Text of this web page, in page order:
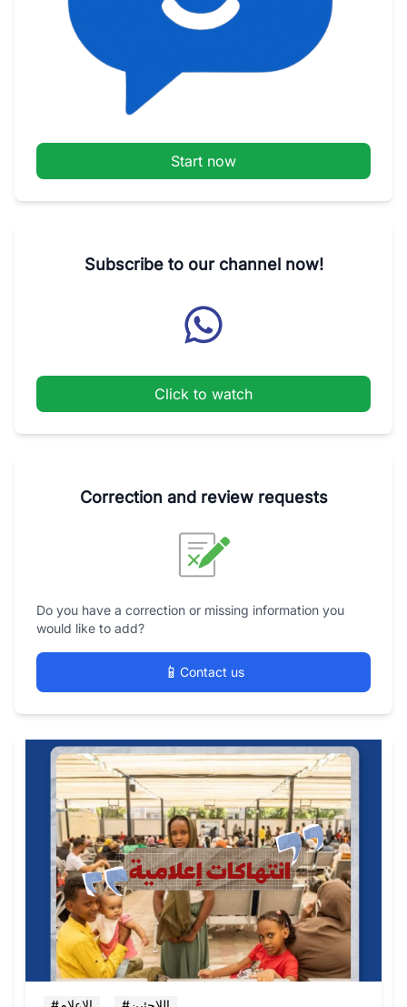
Start now
Subscribe to our channel now!
Click to watch
Correction and review requests
Do you have a correction or missing information you
would like to add?
📱 Contact us